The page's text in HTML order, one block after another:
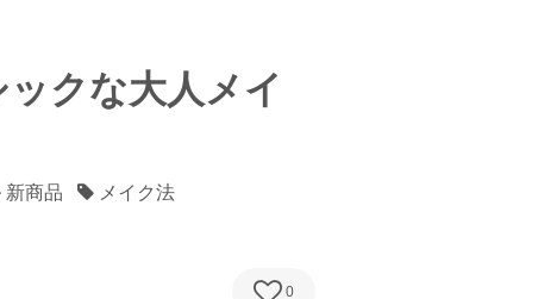
クな大人メイ
新商品
メイク法
0